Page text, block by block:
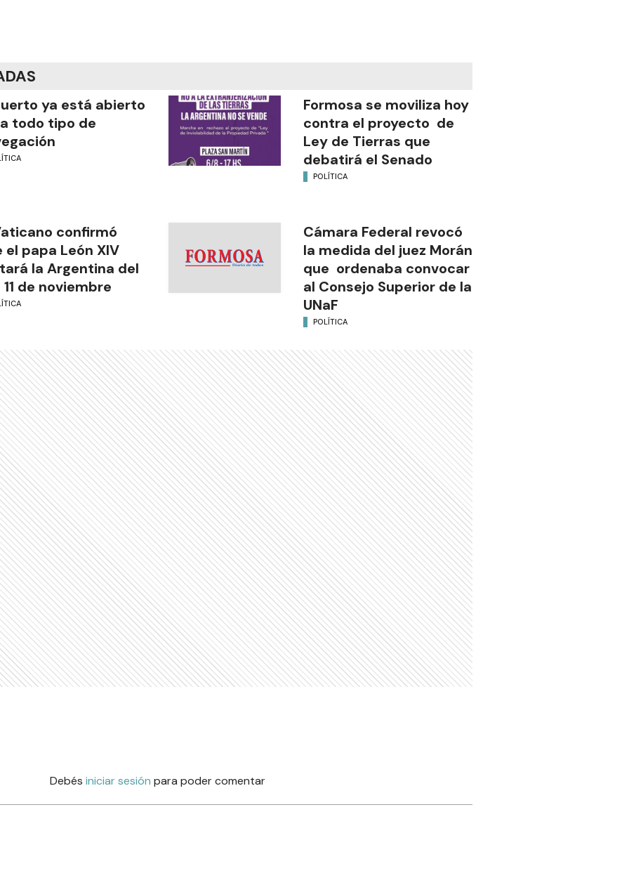
ya está abierto
todo tipo de
Formosa se moviliza hoy
contra el proyecto de
Ley de Tierras que
debatirá el Senado
POLÍTICA
confirmó
el papa León XIV
la Argentina del
11 de noviembre
Cámara Federal revocó
la medida del juez Morán
que ordenaba convocar
al Consejo Superior de la
UNaF
POLÍTICA
Debés iniciar sesión para poder comentar